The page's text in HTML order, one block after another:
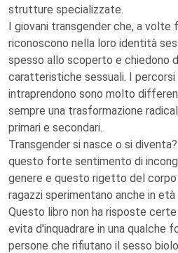
strutture specializzate.
I giovani transgender che, a volte
riconoscono nella loro identità
spesso allo scoperto e chiedono
caratteristiche sessuali. I percorsi
intraprendono sono molto
sempre una trasformazione
primari e secondari.
Transgender si nasce o si
questo forte sentimento di
genere e questo rigetto del
ragazzi sperimentano anche in
Questo libro non ha risposte
evita d'inquadrare in una qualche
persone che rifiutano il sesso